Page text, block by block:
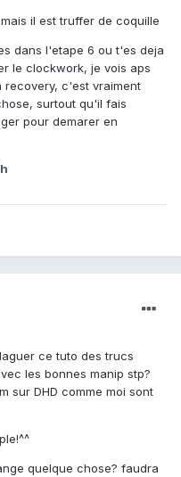
il est truffer de coquille
dans l'etape 6 ou t'es deja
le clockwork, je vois aps
c'est vraiment
surtout qu'il fais
pour demarer en
ce tuto des trucs
les bonnes manip stp?
sur DHD comme moi sont
quelque chose? faudra